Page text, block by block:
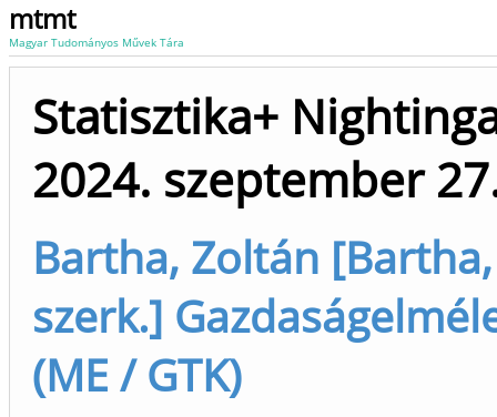
mtmt
Magyar Tudományos Művek Tára
Statisztika+
2024. szeptember
Bartha, Zoltán
szerk.]
(ME / GTK)